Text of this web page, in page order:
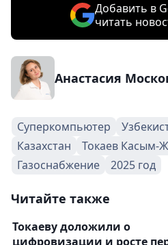
Добавить в
читать
Анастасия
Суперкомпьютер
Казахстан
Токаев Касым-
Газоснабжение
2025 год
Читайте также
Токаеву доложили о
цифровизации и росте